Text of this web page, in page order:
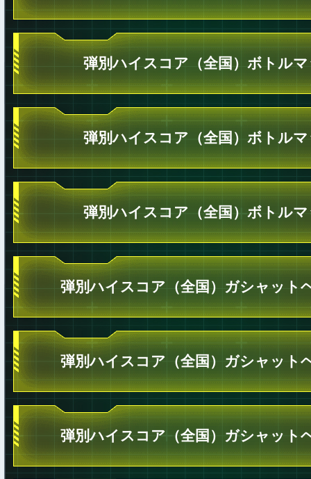
弾別ハイスコア（全国）ボトル
弾別ハイスコア（全国）ボトル
弾別ハイスコア（全国）ボトル
弾別ハイスコア（全国）ガシャット
弾別ハイスコア（全国）ガシャット
弾別ハイスコア（全国）ガシャット